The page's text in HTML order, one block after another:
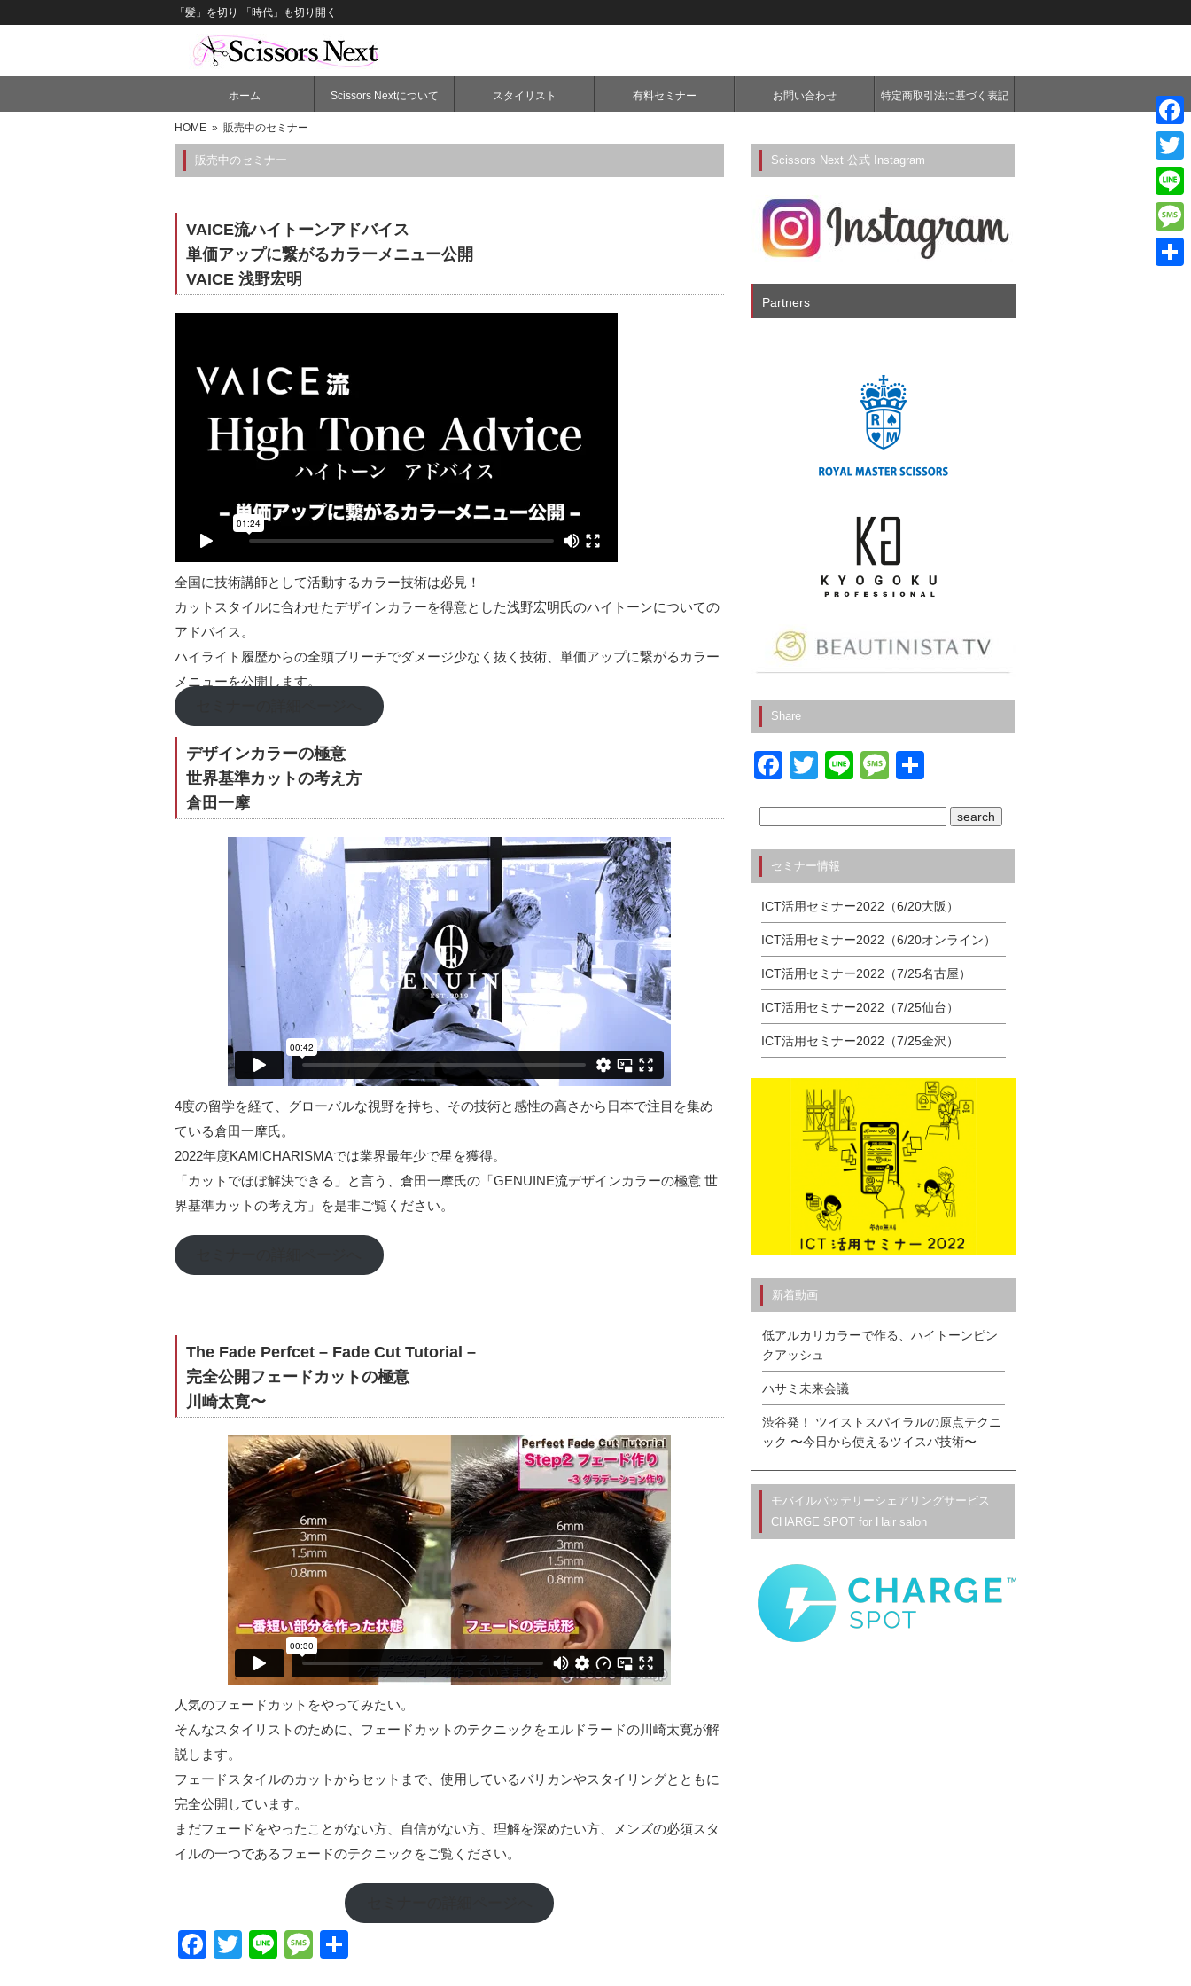
「髪」を切り 「時代」も切り開く
ホーム Scissors Nextについて スタイリスト 有料セミナー お問い合わせ 特定商取引法に基づく表記
HOME » 販売中のセミナー
販売中のセミナー
VAICE流ハイトーンアドバイス
単価アップに繋がるカラーメニュー公開
VAICE 浅野宏明
全国に技術講師として活動するカラー技術は必見！
カットスタイルに合わせたデザインカラーを得意とした浅野宏明氏のハイトーンについての
アドバイス。
ハイライト履歴からの全頭ブリーチでダメージ少なく抜く技術、単価アップに繋がるカラー
メニューを公開します。
デザインカラーの極意
世界基準カットの考え方
倉田一摩
4度の留学を経て、グローバルな視野を持ち、その技術と感性の高さから日本で注目を集め
ている倉田一摩氏。
2022年度KAMICHARISMAでは業界最年少で星を獲得。
「カットでほぼ解決できる」と言う、倉田一摩氏の「GENUINE流デザインカラーの極意 世
界基準カットの考え方」を是非ご覧ください。
The Fade Perfcet – Fade Cut Tutorial –
完全公開フェードカットの極意
川崎太寛〜
人気のフェードカットをやってみたい。
そんなスタイリストのために、フェードカットのテクニックをエルドラードの川崎太寛が解
説します。
フェードスタイルのカットからセットまで、使用しているバリカンやスタイリングとともに
完全公開しています。
まだフェードをやったことがない方、自信がない方、理解を深めたい方、メンズの必須スタ
イルの一つであるフェードのテクニックをご覧ください。
F
T
Li
M
Scissors Next 公式 Instagram
Partners
Share
F
c
e
b
o
o
k
T
tt
er
Li
e
M
ss
a
g
e
セミナー情報
ICT活用セミナー2022（6/20大阪）
ICT活用セミナー2022（6/20オンライン）
ICT活用セミナー2022（7/25名古屋）
ICT活用セミナー2022（7/25仙台）
ICT活用セミナー2022（7/25金沢）
新着動画
低アルカリカラーで作る、ハイトーンピン
クアッシュ
ハサミ未来会議
渋谷発！ ツイストスパイラルの原点テクニ
ック 〜今日から使えるツイスパ技術〜
モバイルバッテリーシェアリングサービス
CHARGE SPOT for Hair salon
F
a
c
e
b
T
w
i
L
i
n
M